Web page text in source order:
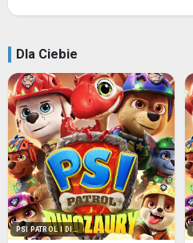
Dla Ciebie
PSI PATROL I DI...